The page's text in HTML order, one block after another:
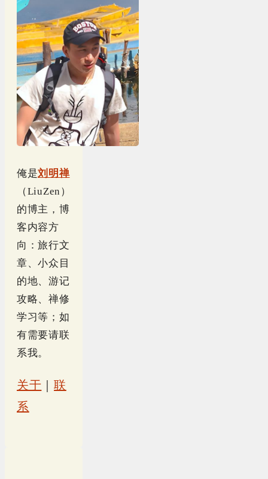
俺是刘明禅
（LiuZen）
的博主，博
客内容方
向：旅行文
章、小众目
的地、游记
攻略、禅修
学习等；如
有需要请联
系我。
关于 ｜联
系